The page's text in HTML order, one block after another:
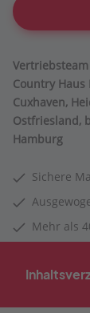
Country
Cuxhaven,
Ostfriesland,
Hamburg
Sichere
Mehr als